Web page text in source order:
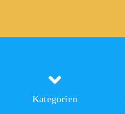
Kategorien